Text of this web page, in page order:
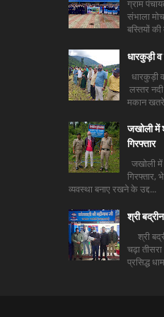
ग्राम
संभाला
बस्तियों
धारकुड़ी व
धारकुड़ी
लस्तर
मकान
जखोली में
गिरफ्तार
जखोली
गिरफ्तार,
व्यवस्था बनाए रखने के उद्द...
श्री
श्री
चढ़ा
प्रसिद्ध